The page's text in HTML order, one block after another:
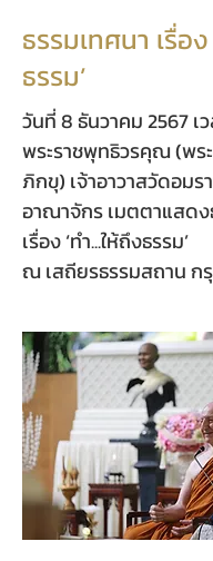
ธรรมเทศนา เรื่อง
ธรรม’
วันที่ 8 ธันวาคม 2567 เ
พระราชพุทธิวรคุณ (พร
ภิกขุ) เจ้าอาวาสวัดอมร
อาณาจักร เมตตาแสดง
เรื่อง ‘ทำ...ให้ถึงธรรม’
ณ เสถียรธรรมสถาน ก